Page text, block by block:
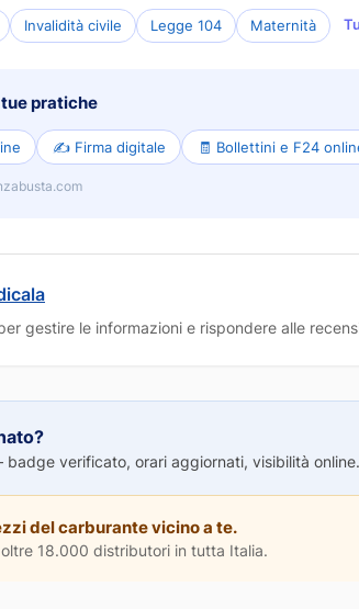
Invalidità civile Legge 104 Maternità
pratiche
✍️ Firma digitale 🧾 Bollettini e F24
gestire le informazioni e rispondere alle
verificato, orari aggiornati, visibilità online.
del carburante vicino a te.
18.000 distributori in tutta Italia.